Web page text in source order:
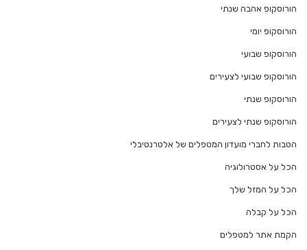
הורוסקופ אהבה שנתי
הורוסקופ יומי
הורוסקופ שבועי
הורוסקופ שבועי לצעירים
הורוסקופ שנתי
הורוסקופ שנתי לצעירים
הטבות לחברי מועדון המטפלים של אלטרנטיבלי
הכל על אסטרולוגיה
הכל על המזל שלך
הכל על קבלה
הקמת אתר למטפלים